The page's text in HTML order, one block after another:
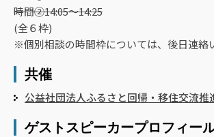
時間②14:05～14:25
(全６枠)
※個別相談の時間枠については、後日連絡
共催
公益社団法人ふるさと回帰・移住交流推
ゲストスピーカープロフィー